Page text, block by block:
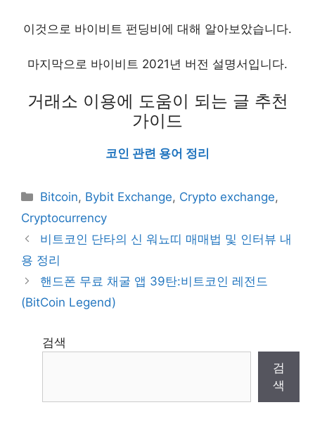
이것으로 바이비트 펀딩비에 대해 알아보았습니다.
마지막으로 바이비트 2021년 버전 설명서입니다.
거래소 이용에 도움이 되는 글 추천
가이드
코인 관련 용어 정리
Categories
Bitcoin, Bybit Exchange, Crypto exchange,
Cryptocurrency
비트코인 단타의 신 워뇨띠 매매법 및 인터뷰 내
용 정리
핸드폰 무료 채굴 앱 39탄:비트코인 레전드
(BitCoin Legend)
검색
검
색